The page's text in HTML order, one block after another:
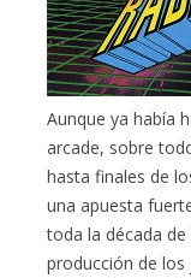
Aunque ya había
arcade, sobre
hasta finales de
una apuesta
toda la década
producción de